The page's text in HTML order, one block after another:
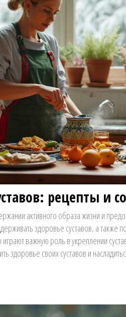
рецепты и
активного образа жизни и
здоровье суставов, а
важную роль в укреплении
здоровье своих суставов и